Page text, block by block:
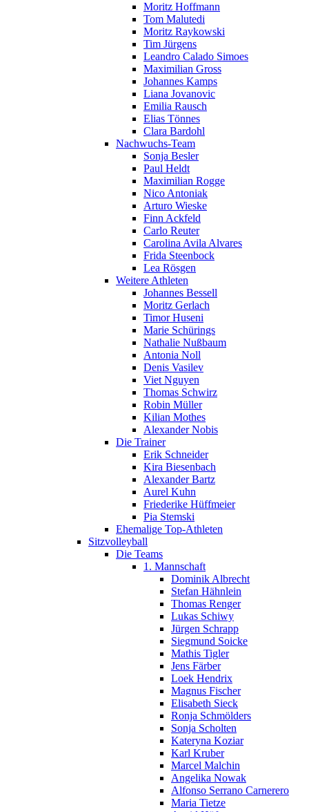
Moritz Hoffmann
Tom Malutedi
Moritz Raykowski
Tim Jürgens
Leandro Calado Simoes
Maximilian Gross
Johannes Kamps
Liana Jovanovic
Emilia Rausch
Elias Tönnes
Clara Bardohl
Nachwuchs-Team
Sonja Besler
Paul Heldt
Maximilian Rogge
Nico Antoniak
Arturo Wieske
Finn Ackfeld
Carlo Reuter
Carolina Avila Alvares
Frida Steenbock
Lea Rösgen
Weitere Athleten
Johannes Bessell
Moritz Gerlach
Timor Huseni
Marie Schürings
Nathalie Nußbaum
Antonia Noll
Denis Vasilev
Viet Nguyen
Thomas Schwirz
Robin Müller
Kilian Mothes
Alexander Nobis
Die Trainer
Erik Schneider
Kira Biesenbach
Alexander Bartz
Aurel Kuhn
Friederike Hüffmeier
Pia Stemski
Ehemalige Top-Athleten
Sitzvolleyball
Die Teams
1. Mannschaft
Dominik Albrecht
Stefan Hähnlein
Thomas Renger
Lukas Schiwy
Jürgen Schrapp
Siegmund Soicke
Mathis Tigler
Jens Färber
Loek Hendrix
Magnus Fischer
Elisabeth Sieck
Ronja Schmölders
Sonja Scholten
Kateryna Koziar
Karl Kruber
Marcel Malchin
Angelika Nowak
Alfonso Serrano Carnerero
Maria Tietze